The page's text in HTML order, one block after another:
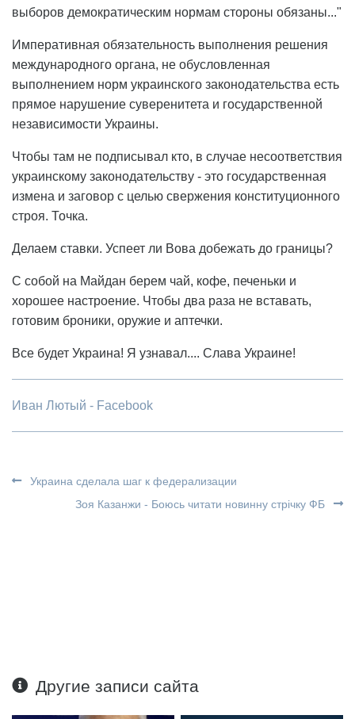
выборов демократическим нормам стороны обязаны..."
Императивная обязательность выполнения решения
международного органа, не обусловленная
выполнением норм украинского законодательства есть
прямое нарушение суверенитета и государственной
независимости Украины.
Чтобы там не подписывал кто, в случае несоответствия
украинскому законодательству - это государственная
измена и заговор с целью свержения конституционного
строя. Точка.
Делаем ставки. Успеет ли Вова добежать до границы?
С собой на Майдан берем чай, кофе, печеньки и
хорошее настроение. Чтобы два раза не вставать,
готовим броники, оружие и аптечки.
Все будет Украина! Я узнавал.... Слава Украине!
Иван Лютый - Facebook
Украина сделала шаг к федерализации
Зоя Казанжи - Боюсь читати новинну стрічку ФБ
Другие записи сайта